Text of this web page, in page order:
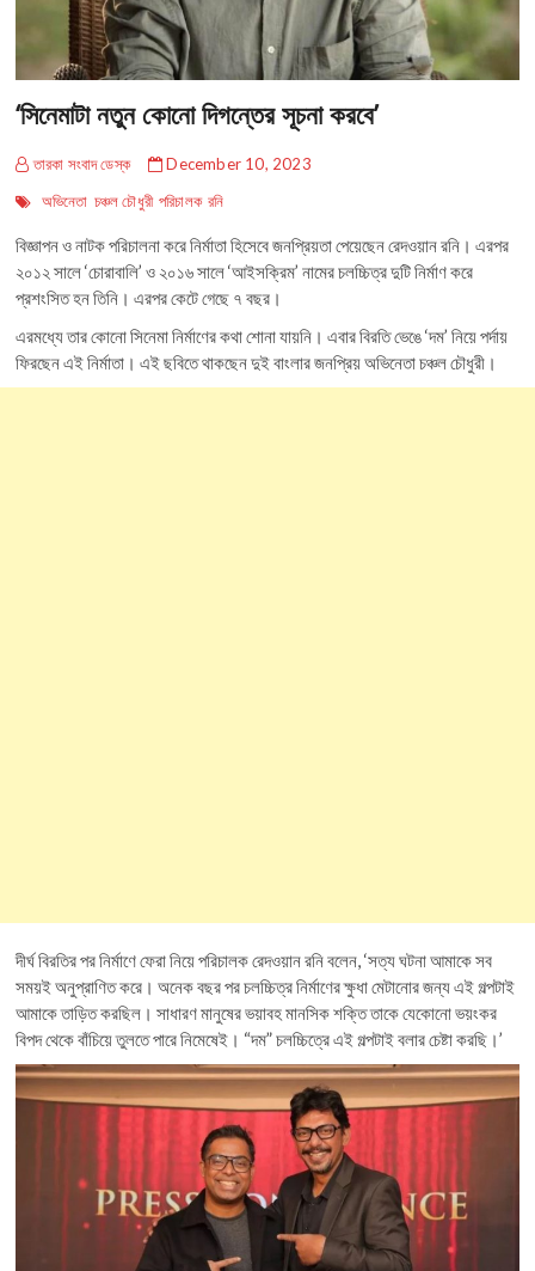
‘সিনেমাটা নতুন কোনো দিগন্তের সূচনা করবে’
তারকা সংবাদ ডেস্ক
December 10, 2023
অভিনেতা চঞ্চল চৌধুরী পরিচালক রনি
বিজ্ঞাপন ও নাটক পরিচালনা করে নির্মাতা হিসেবে জনপ্রিয়তা পেয়েছেন রেদওয়ান রনি। এরপর
২০১২ সালে ‘চোরাবালি’ ও ২০১৬ সালে ‘আইসক্রিম’ নামের চলচ্চিত্র দুটি নির্মাণ করে
প্রশংসিত হন তিনি। এরপর কেটে গেছে ৭ বছর।
এরমধ্যে তার কোনো সিনেমা নির্মাণের কথা শোনা যায়নি। এবার বিরতি ভেঙে ‘দম’ নিয়ে পর্দায়
ফিরছেন এই নির্মাতা। এই ছবিতে থাকছেন দুই বাংলার জনপ্রিয় অভিনেতা চঞ্চল চৌধুরী।
দীর্ঘ বিরতির পর নির্মাণে ফেরা নিয়ে পরিচালক রেদওয়ান রনি বলেন, ‘সত্য ঘটনা আমাকে সব
সময়ই অনুপ্রাণিত করে। অনেক বছর পর চলচ্চিত্র নির্মাণের ক্ষুধা মেটানোর জন্য এই গল্পটাই
আমাকে তাড়িত করছিল। সাধারণ মানুষের ভয়াবহ মানসিক শক্তি তাকে যেকোনো ভয়ংকর
বিপদ থেকে বাঁচিয়ে তুলতে পারে নিমেষেই। “দম” চলচ্চিত্রে এই গল্পটাই বলার চেষ্টা করছি।’